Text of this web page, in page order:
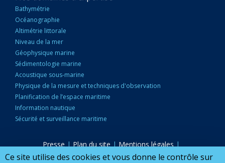
Bathymétrie
Océanographie
Altimétrie littorale
Niveau de la mer
Géophysique marine
Sédimentologie marine
Acoustique sous-marine
Physique de la mesure et techniques d'observation
Planification de l’espace maritime
Information nautique
Sécurité et surveillance maritime
PIED
Presse | Plan du site | Mentions légales |
Accessibilité : partiellement conforme | Marchés publics |
Ce site utilise des cookies et vous donne le contrôle sur